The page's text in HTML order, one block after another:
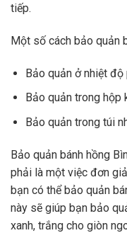
tiếp.
Một số cách bảo quản
Bảo quản ở nhiệt độ
Bảo quản trong hộp
Bảo quản trong túi
Bảo quản bánh hồng
phải là một việc đơn
bạn có thể bảo quản
này sẽ giúp bạn bảo
xanh, trắng cho giòn